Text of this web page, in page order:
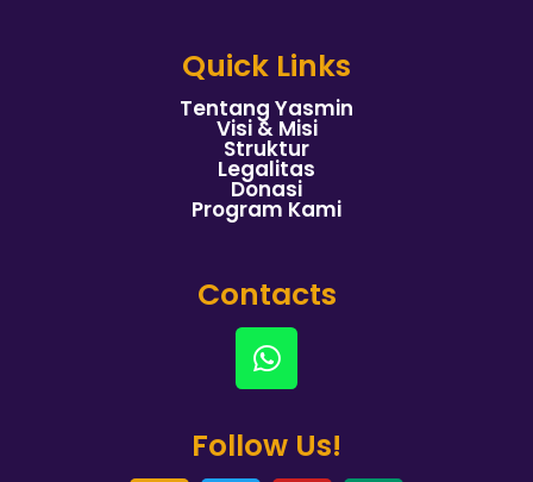
Quick Links
Tentang Yasmin
Visi & Misi
Struktur
Legalitas
Donasi
Program Kami
Contacts
Follow Us!